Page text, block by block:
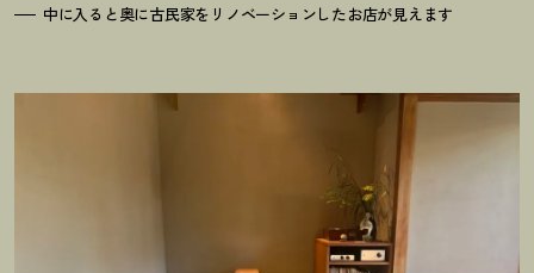
中に入ると奥に古民家をリノベーションしたお店が見えます